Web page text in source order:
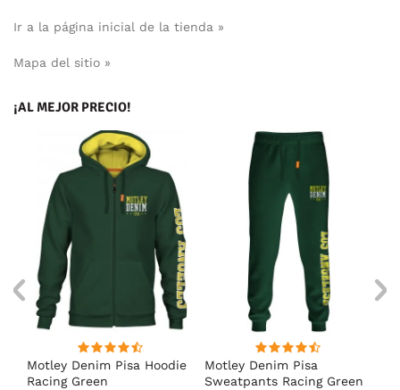
Ir a la página inicial de la tienda »
Mapa del sitio »
¡AL MEJOR PRECIO!
Motley Denim Pisa Hoodie
Racing Green
Motley Denim Pisa
Sweatpants Racing Green